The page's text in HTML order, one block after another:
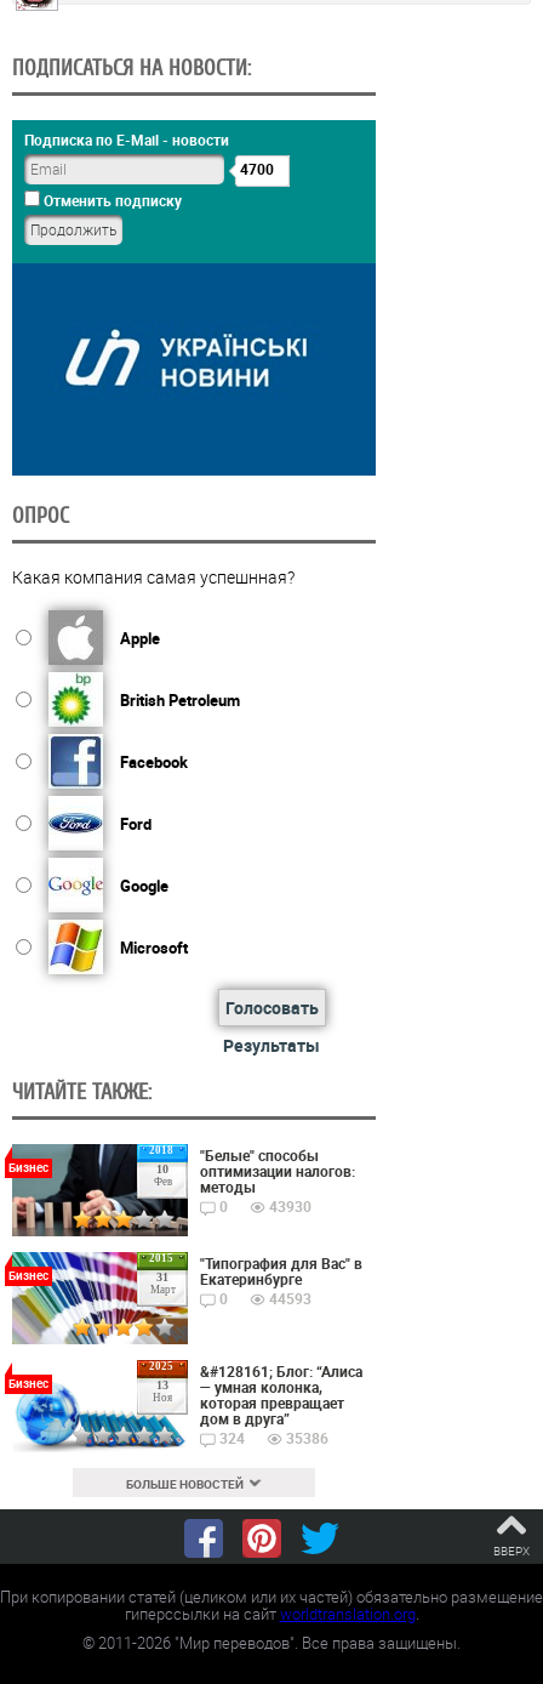
ПОДПИСАТЬСЯ НА НОВОСТИ:
Подписка по E-Mail - новости
4700
Отменить подписку
ОПРОС
Какая компания самая успешнная?
Apple
British Petroleum
Facebook
Ford
Google
Microsoft
Голосовать
Результаты
ЧИТАЙТЕ ТАКЖЕ:
2018
10
Фев
Бизнес
"Белые" способы
оптимизации налогов:
методы
0
43930
2015
31
Март
Бизнес
"Типография для Вас" в
Екатеринбурге
0
44593
2025
13
Ноя
Бизнес
&#128161; Блог: “Алиса
— умная колонка,
которая превращает
дом в друга”
324
35386
БОЛЬШЕ НОВОСТЕЙ
ВВЕРХ
При копировании статей (целиком или их частей) обязательно размещение
гиперссылки на сайтworldtranslation.org.
©2011-2026 "Мир переводов". Все права защищены.